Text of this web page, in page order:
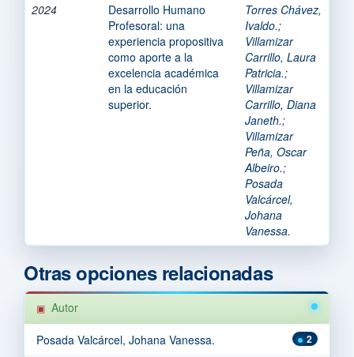
2024
Desarrollo Humano
Profesoral: una
experiencia propositiva
como aporte a la
excelencia académica
en la educación
superior.
Torres Chávez,
Ivaldo.;
Villamizar
Carrillo, Laura
Patricia.;
Villamizar
Carrillo, Diana
Janeth.;
Villamizar
Peña, Oscar
Albeiro.;
Posada
Valcárcel,
Johana
Vanessa.
Otras opciones relacionadas
Autor
2
Posada Valcárcel, Johana Vanessa.